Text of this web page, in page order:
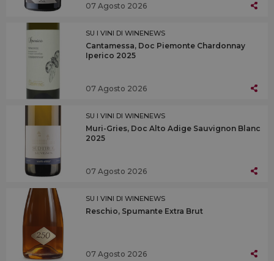
07 Agosto 2026
SU I VINI DI WINENEWS
Cantamessa, Doc Piemonte Chardonnay
Iperico 2025
07 Agosto 2026
SU I VINI DI WINENEWS
Muri-Gries, Doc Alto Adige Sauvignon Blanc
2025
07 Agosto 2026
SU I VINI DI WINENEWS
Reschio, Spumante Extra Brut
07 Agosto 2026